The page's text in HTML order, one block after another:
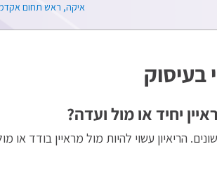
איקה, ראש תחום
בעיסוק
יחיד או מול ועדה?
הריאיון עשוי להיות מול מראיין בודד או